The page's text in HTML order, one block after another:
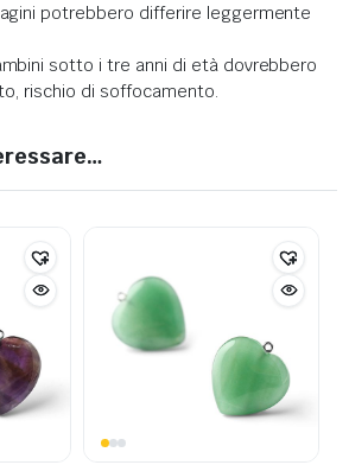
potrebbero differire leggermente
sotto i tre anni di età dovrebbero
rischio di soffocamento.